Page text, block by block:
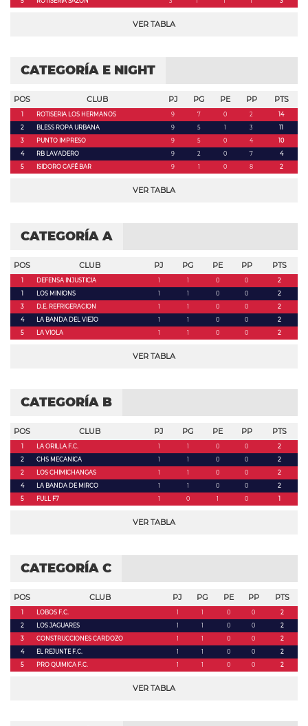
VER TABLA
CATEGORÍA E NIGHT
POS CLUB PJ PG PE PP PTS
1 ROTISERIA LOS HERMANOS 9 7 0 2
14
2
BLESS ROPA URBANA 9 5 1 3
11
3
PUNTO IMPRESO 9 5 0 4
10
4
RB LAVADERO 9 2 0 7
4
5
ISIDORO CAFÉ BAR 9 1 0 8 2
VER TABLA
CATEGORÍA A
POS CLUB PJ PG PE PP PTS
1 DEFENSA INJUSTICIA 1 1 0 0
2
1
LOS MINIONS 1 1 0 0
2
3
D.E. REFRIGERACION 1 1 0 0
2
4
LA BANDA DEL VIEJO 1 1 0 0
2
5
LA VIOLA 1 1 0 0 2
VER TABLA
CATEGORÍA B
POS CLUB PJ PG PE PP PTS
1 LA ORILLA F.C. 1 1 0 0
2
2
CHS MECANICA 1 1 0 0
2
2
LOS CHIMICHANGAS 1 1 0 0
2
4
LA BANDA DE MIRCO 1 1 0 0
2
5
FULL F7 1 0 1 0 1
VER TABLA
CATEGORÍA C
POS CLUB PJ PG PE PP PTS
1 LOBOS F.C. 1 1 0 0
2
2
LOS JAGUARES 1 1 0 0
2
3
CONSTRUCCIONES CARDOZO 1 1 0 0
2
4
EL REJUNTE F.C. 1 1 0 0
2
5
PRO QUIMICA F.C. 1 1 0 0 2
VER TABLA